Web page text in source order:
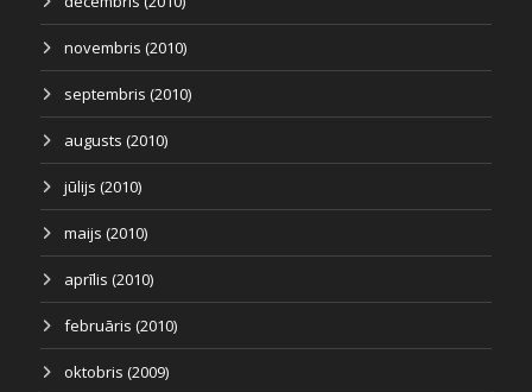
novembris (2010)
septembris (2010)
augusts (2010)
jūlijs (2010)
maijs (2010)
aprīlis (2010)
februāris (2010)
oktobris (2009)